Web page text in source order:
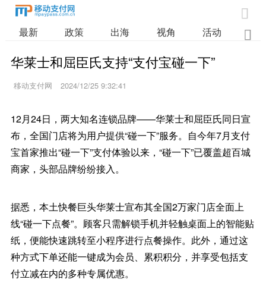

最新 政策 出海 视角 活动 业

华莱士和屈臣氏支持“支付宝碰一下”
移动支付网 2024/12/25 9:32:41
12月24日，两大知名连锁品牌——华莱士和屈臣氏同日宣
布，全国门店将为用户提供“碰一下”服务。自今年7月支付
宝首家推出“碰一下”支付体验以来，“碰一下”已覆盖超百城
商家，头部品牌纷纷接入。
据悉，本土快餐巨头华莱士宣布其全国2万家门店全面上
线“碰一下点餐”。顾客只需解锁手机并轻触桌面上的智能贴
纸，便能快速跳转至小程序进行点餐操作。此外，通过这
种方式下单还能一键成为会员、累积积分，并享受包括支
付立减在内的多种专属优惠。